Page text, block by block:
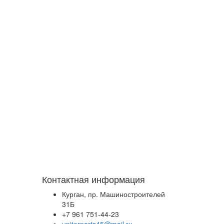
Контактная информация
Курган, пр. Машиностроителей
31Б
+7 961 751-44-23